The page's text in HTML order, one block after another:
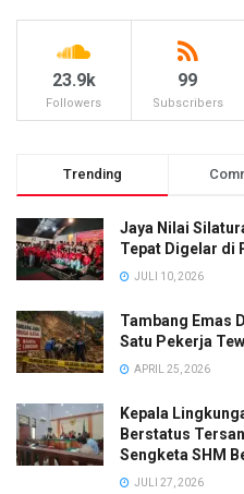
23.9k
Followers
99
Subscribers
Trending
Jaya Nilai
Tepat Digelar di
JULI 10, 2026
Tambang Emas
Satu Pekerja
APRIL 25, 2026
Kepala
Berstatus
Sengketa SHM
JULI 27, 2026